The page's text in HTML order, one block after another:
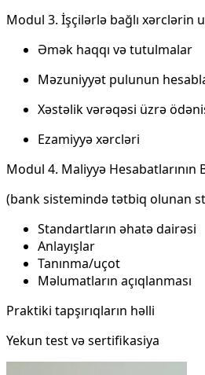
Modul 3. İşçilərlə bağlı xərclərin
Əmək haqqı və tutulmalar
Məzuniyyət pulunun
Xəstəlik vərəqəsi üzrə
Ezamiyyə xərcləri
Modul 4. Maliyyə Hesabatlarının
(bank sistemində tətbiq olunan
Standartların əhatə dairəsi
Anlayışlar
Tanınma/uçot
Məlumatların açıqlanması
Praktiki tapşırıqların həlli
Yekun test və sertifikasiya